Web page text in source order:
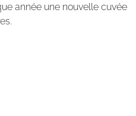
année une nouvelle cuvée